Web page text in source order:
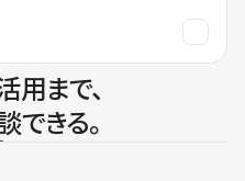
用まで、
できる。